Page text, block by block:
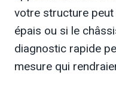
votre structure
épais ou si le
diagnostic rapide
mesure qui